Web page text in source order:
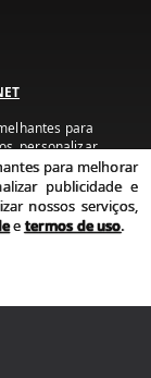
para
personalizar
Ao utilizar
de privacidade e
uso
para melhorar
publicidade e
nossos serviços,
etermos de uso.